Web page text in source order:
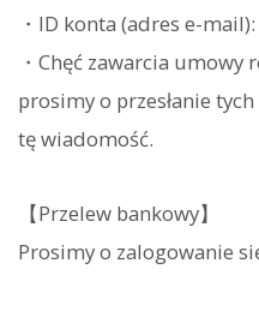
・ID konta (adres e-mail):
・Chęć zawarcia umowy
prosimy o przesłanie
tę wiadomość.
【Przelew bankowy】
Prosimy o zalogowanie